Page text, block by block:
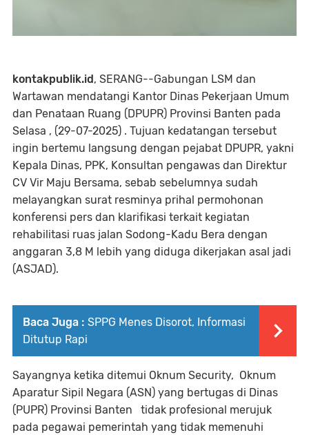
kontakpublik.id, SERANG--Gabungan LSM dan
Wartawan mendatangi Kantor Dinas Pekerjaan Umum
dan Penataan Ruang (DPUPR) Provinsi Banten pada
Selasa , (29-07-2025) . Tujuan kedatangan tersebut
ingin bertemu langsung dengan pejabat DPUPR, yakni
Kepala Dinas, PPK, Konsultan pengawas dan Direktur
CV Vir Maju Bersama, sebab sebelumnya sudah
melayangkan surat resminya prihal permohonan
konferensi pers dan klarifikasi terkait kegiatan
rehabilitasi ruas jalan Sodong-Kadu Bera dengan
anggaran 3,8 M lebih yang diduga dikerjakan asal jadi
(ASJAD).
Baca Juga : SPPG Menes Disorot, Informasi
Ditutup Rapi
Sayangnya ketika ditemui Oknum Security, Oknum
Aparatur Sipil Negara (ASN) yang bertugas di Dinas
(PUPR) Provinsi Banten tidak profesional merujuk
pada pegawai pemerintah yang tidak memenuhi